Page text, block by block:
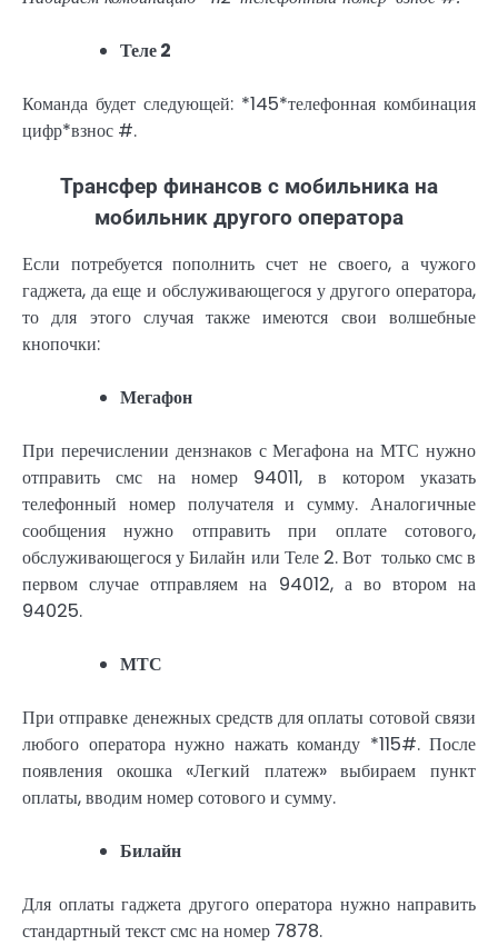
Теле 2
Команда будет следующей: *145*телефонная комбинация
цифр*взнос #.
Трансфер финансов с мобильника на
мобильник другого оператора
Если потребуется пополнить счет не своего, а чужого
гаджета, да еще и обслуживающегося у другого оператора,
то для этого случая также имеются свои волшебные
кнопочки:
Мегафон
При перечислении дензнаков с Мегафона на МТС нужно
отправить смс на номер 94011, в котором указать
телефонный номер получателя и сумму. Аналогичные
сообщения нужно отправить при оплате сотового,
обслуживающегося у Билайн или Теле 2. Вот только смс в
первом случае отправляем на 94012, а во втором на
94025.
МТС
При отправке денежных средств для оплаты сотовой связи
любого оператора нужно нажать команду *115#. После
появления окошка «Легкий платеж» выбираем пункт
оплаты, вводим номер сотового и сумму.
Билайн
Для оплаты гаджета другого оператора нужно направить
стандартный текст смс на номер 7878.